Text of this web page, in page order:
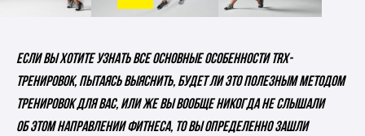
Если вы хотите узнать все основные особенности TRX-
тренировок, пытаясь выяснить, будет ли это полезным методом
тренировок для вас, или же вы вообще никогда не слышали
об этом направлении фитнеса, то вы определенно зашли